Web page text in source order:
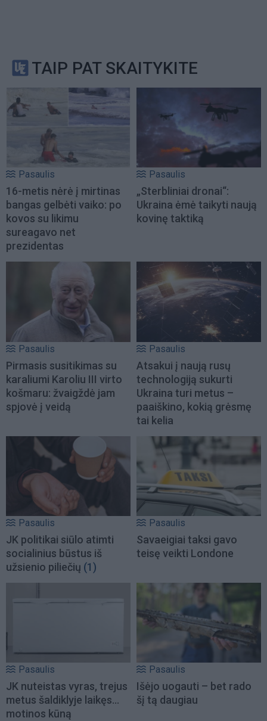
TAIP PAT SKAITYKITE
Pasaulis
16-metis nėrė į mirtinas
bangas gelbėti vaiko: po
kovos su likimu
sureagavo net
prezidentas
Pasaulis
„Sterbliniai dronai“:
Ukraina ėmė taikyti naują
kovinę taktiką
Pasaulis
Pirmasis susitikimas su
karaliumi Karoliu III virto
košmaru: žvaigždė jam
spjovė į veidą
Pasaulis
Atsakui į naują rusų
technologiją sukurti
Ukraina turi metus –
paaiškino, kokią grėsmę
tai kelia
Pasaulis
JK politikai siūlo atimti
socialinius būstus iš
užsienio piliečių (1)
Pasaulis
Savaeigiai taksi gavo
teisę veikti Londone
Pasaulis
JK nuteistas vyras, trejus
metus šaldiklyje laikęs...
motinos kūną
Pasaulis
Išėjo uogauti – bet rado
šį tą daugiau